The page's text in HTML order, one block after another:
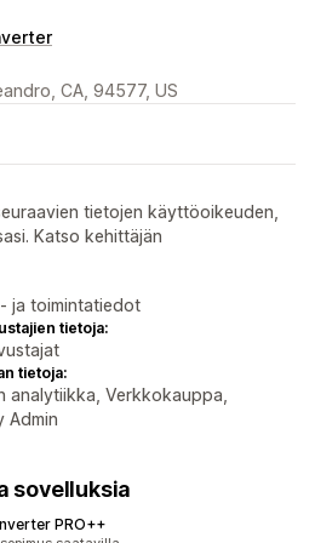
CA, 94577, US
tietojen käyttöoikeuden,
Katso kehittäjän
ja toimintatiedot
tietoja:
tietoja:
analytiikka, Verkkokauppa,
Admin
sovelluksia
PRO++